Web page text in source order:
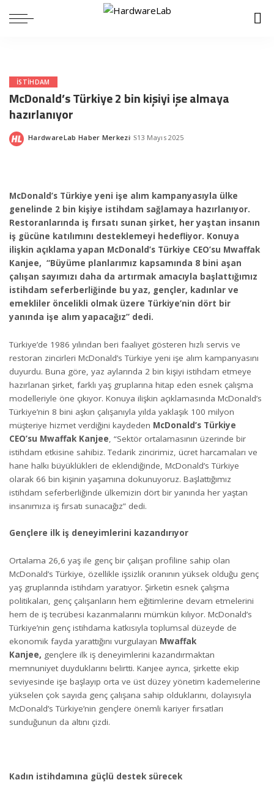
ISTIHDAM
McDonald’s Türkiye 2 bin kişiyi işe almaya
hazırlanıyor
Posted
HardwareLab Haber Merkezi 13 Mayıs 2025
McDonald’s Türkiye yeni işe alım kampanyasıyla ülke
genelinde 2 bin kişiye istihdam sağlamaya hazırlanıyor.
Restoranlarında iş fırsatı sunan şirket, her yaştan insanın
iş gücüne katılımını desteklemeyi hedefliyor. Konuya
ilişkin açıklama yapan McDonald’s Türkiye CEO’su Mwaffak
Kanjee, “Büyüme planlarımız kapsamında 8 bini aşan
çalışan sayımızı daha da artırmak amacıyla başlattığımız
istihdam seferberliğinde bu yaz, gençler, kadınlar ve
emekliler öncelikli olmak üzere Türkiye’nin dört bir
yanında işe alım yapacağız” dedi.
Türkiye’de 1986 yılından beri faaliyet gösteren hızlı servis ve
restoran zincirleri McDonald’s Türkiye yeni işe alım kampanyasını
duyurdu. Buna göre, yaz aylarında 2 bin kişiyi istihdam etmeye
hazırlanan şirket, farklı yaş gruplarına hitap eden esnek çalışma
modelleriyle öne çıkıyor. Konuya ilişkin açıklamasında McDonald’s
Türkiye’nin 8 bini aşkın çalışanıyla yılda yaklaşık 100 milyon
müşteriye hizmet verdiğini kaydeden McDonald’s Türkiye
CEO’su Mwaffak Kanjee , “Sektör ortalamasının üzerinde bir
istihdam etkisine sahibiz. Tedarik zincirimiz, ücret harcamaları ve
hane halkı büyüklükleri de eklendiğinde, McDonald’s Türkiye
olarak 66 bin kişinin yaşamına dokunuyoruz. Başlattığımız
istihdam seferberliğinde ülkemizin dört bir yanında her yaştan
insanımıza iş fırsatı sunacağız” dedi.
Gençlere ilk iş deneyimlerini kazandırıyor
Ortalama 26,6 yaş ile genç bir çalışan profiline sahip olan
McDonald’s Türkiye, özellikle işsizlik oranının yüksek olduğu genç
yaş gruplarında istihdam yaratıyor. Şirketin esnek çalışma
politikaları, genç çalışanların hem eğitimlerine devam etmelerini
hem de iş tecrübesi kazanmalarını mümkün kılıyor. McDonald’s
Türkiye’nin genç istihdama katkısıyla toplumsal düzeyde de
ekonomik fayda yarattığını vurgulayan Mwaffak
Kanjee, gençlere ilk iş deneyimlerini kazandırmaktan
memnuniyet duyduklarını belirtti. Kanjee ayrıca, şirkette ekip
seviyesinde işe başlayıp orta ve üst düzey yönetim kademelerine
yükselen çok sayıda genç çalışana sahip olduklarını, dolayısıyla
McDonald’s Türkiye’nin gençlere önemli kariyer fırsatları
sunduğunun da altını çizdi.
Kadın istihdamına güçlü destek sürecek